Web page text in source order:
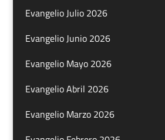
Evangelio Julio 2026
Evangelio Junio 2026
Evangelio Mayo 2026
Evangelio Abril 2026
Evangelio Marzo 2026